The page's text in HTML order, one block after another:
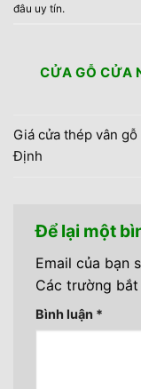
đâu uy tín.
CỬA GỖ CỬA
Giá cửa thép vân
Định
Để lại một
Email của bạn
Các trường
Bình luận *